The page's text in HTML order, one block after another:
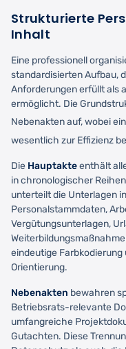
Strukturierte
Inhalt
Eine professionell
standardisierten Aufbau,
Anforderungen erfüllt als
ermöglicht. Die
Nebenakten auf, wobei
wesentlich zur Effizienz
Die Hauptakteenthält
in chronologischer
unterteilt die Unterlagen
Personalstammdaten,
Vergütungsunterlagen,
eindeutige
Orientierung.
Nebenakten bewahren
Betriebsrats-relevante
umfangreiche
Gutachten. Diese